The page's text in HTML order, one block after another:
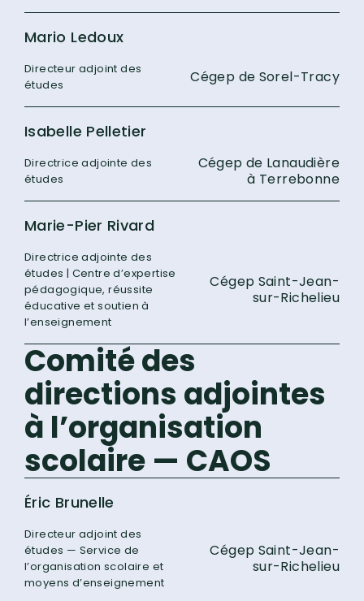
Mario Ledoux
Directeur adjoint des
études
Cégep de Sorel-Tracy
Isabelle Pelletier
Directrice adjointe des
études
Cégep de Lanaudière
à Terrebonne
Marie-Pier Rivard
Directrice adjointe des
études | Centre d’expertise
pédagogique, réussite
éducative et soutien à
l’enseignement
Cégep Saint-Jean-
sur-Richelieu
Comité des
directions adjointes
à l’organisation
scolaire — CAOS
Éric Brunelle
Directeur adjoint des
études — Service de
l’organisation scolaire et
moyens d’enseignement
Cégep Saint-Jean-
sur-Richelieu